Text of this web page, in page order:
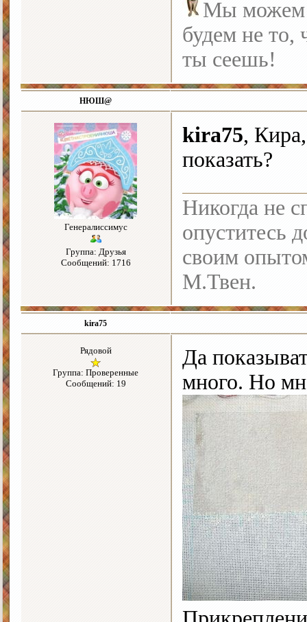
Мы можем
будем не то,
ты сеешь!
НЮШ@
Генералиссимус
Группа: Друзья
Сообщений: 1716
kira75,
показать?
Никогда не
опуститесь
своим
М.Твен.
kira75
Рядовой
Группа: Проверенные
Сообщений: 19
Да
много. Но